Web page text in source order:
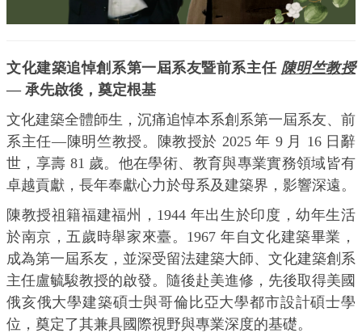
文化建築追悼創系第一屆系友暨前系主任 陳明竺教授
— 承先啟後，奠定根基
文化建築全體師生，沉痛追悼本系創系第一屆系友、前
系主任—陳明竺教授。陳教授於 2025 年 9 月 16 日辭
世，享壽 81 歲。他在學術、教育與專業實務領域皆有
卓越貢獻，長年奉獻心力於母系及建築界，影響深遠。
陳教授祖籍福建福州，1944 年出生於印度，幼年生活
於南京，五歲時舉家來臺。1967 年自文化建築畢業，
成為第一屆系友，並深受留法建築大師、文化建築創系
主任盧毓駿教授的啟發。隨後赴美進修，先後取得美國
俄亥俄大學建築碩士與哥倫比亞大學都市設計碩士學
位，奠定了其兼具國際視野與專業深度的基礎。